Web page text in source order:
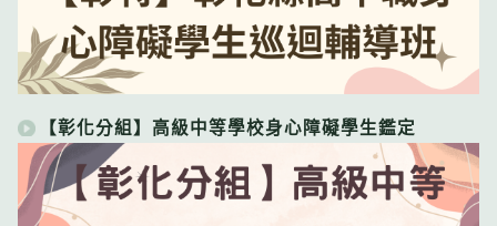
【彰化分組】高級中等學校身心障礙學生鑑定